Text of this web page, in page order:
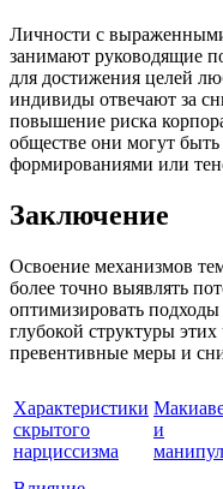
Личности с
занимают руководящие
для достижения целей
индивиды отвечают за
повышение риска
обществе они могут
формированиями или
Заключение
Освоение механизмов
более точно выявлять
оптимизировать
глубокой структуры этих
превентивные меры и
Характеристики
скрытого
нарциссизма
и